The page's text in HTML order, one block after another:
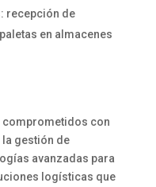
: recepción de
en almacenes
comprometidos con
la gestión de
avanzadas para
logísticas que